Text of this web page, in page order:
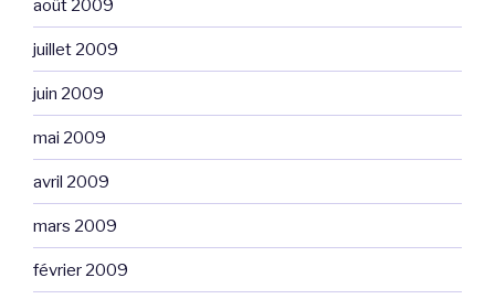
août 2009
juillet 2009
juin 2009
mai 2009
avril 2009
mars 2009
février 2009